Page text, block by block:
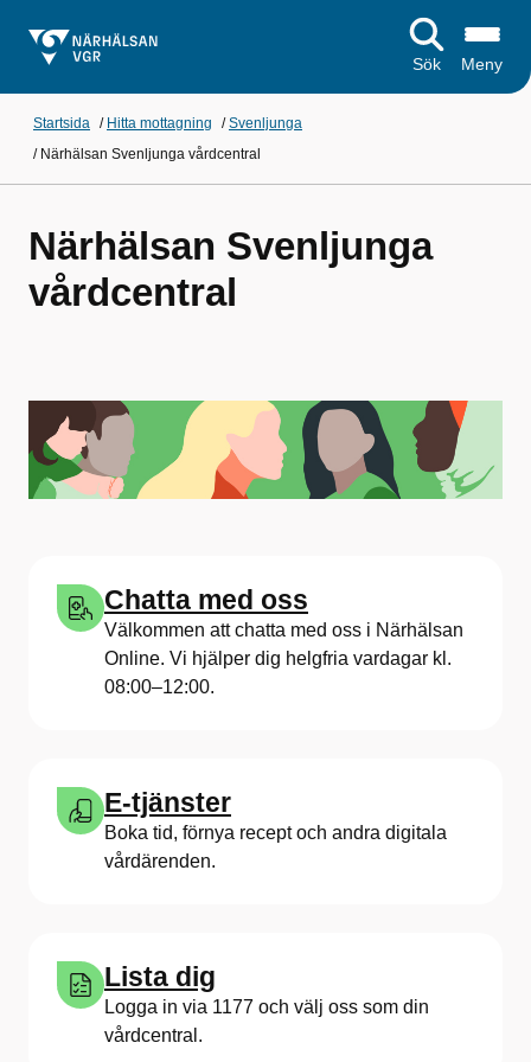
Sök Meny
Startsida / Hitta mottagning /Svenljunga
/ Närhälsan Svenljunga vårdcentral
Närhälsan Svenljunga
vårdcentral
Chatta med oss
Välkommen att chatta med oss i Närhälsan
Online. Vi hjälper dig helgfria vardagar kl.
08:00–12:00.
E-tjänster
Boka tid, förnya recept och andra digitala
vårdärenden.
Lista dig
Logga in via 1177 och välj oss som din
vårdcentral.